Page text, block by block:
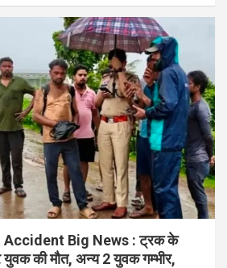
Big News : ट्रक के
की मौत, अन्य 2 युवक गम्भीर,